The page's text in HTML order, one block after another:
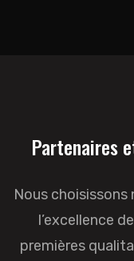
Partenaires
Nous
l’excellence
premières